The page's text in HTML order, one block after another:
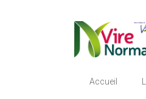
Accueil